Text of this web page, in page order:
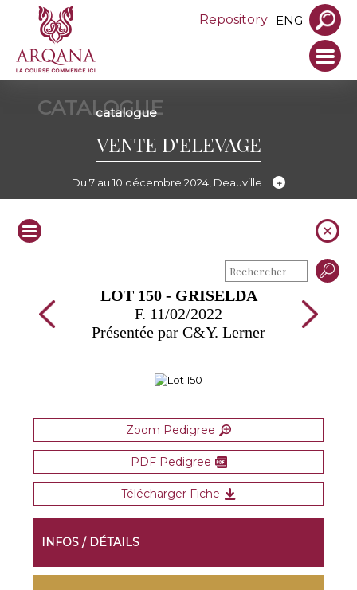
Repository ENG
CATALOGUE
catalogue
VENTE D'ELEVAGE
Du 7 au 10 décembre 2024, Deauville
LOT 150 - GRISELDA
F. 11/02/2022
Présentée par C&Y. Lerner
Zoom Pedigree
PDF Pedigree
Télécharger Fiche
INFOS / DÉTAILS